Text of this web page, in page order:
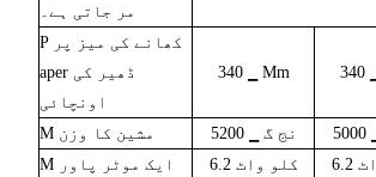
مر جاتی ہے۔
Pکھانے کی میز پر
aper ڈھیر کی
اونچائی
340 ▁ Mm 340
M مشین کا وزن 5200 ▁ نج گ 5000
M ایک موٹر پاور 6.2 کلو واٹ 6.2